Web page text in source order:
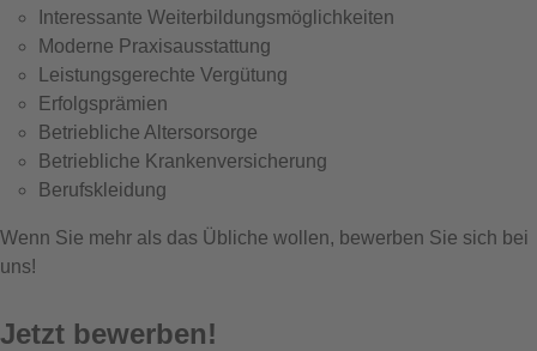
Interessante Weiterbildungsmöglichkeiten
Moderne Praxisausstattung
Leistungsgerechte Vergütung
Erfolgsprämien
Betriebliche Altersorsorge
Betriebliche Krankenversicherung
Berufskleidung
Wenn Sie mehr als das Übliche wollen, bewerben Sie sich bei
uns!
Jetzt bewerben!